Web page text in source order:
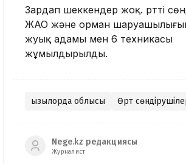
Зардап шеккендер жоқ. Өртті
ЖАО және орман
жуық адамы мен 6 техникасы
жұмылдырылды.
Қызылорда облысы Өрт
Nege.kz редакциясы
Журналист